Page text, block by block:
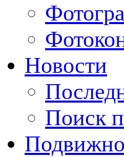
Новости
Поиск